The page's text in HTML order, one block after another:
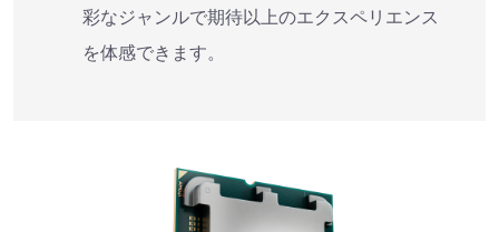
彩なジャンルで期待以上のエクスペリエンス
を体感できます。